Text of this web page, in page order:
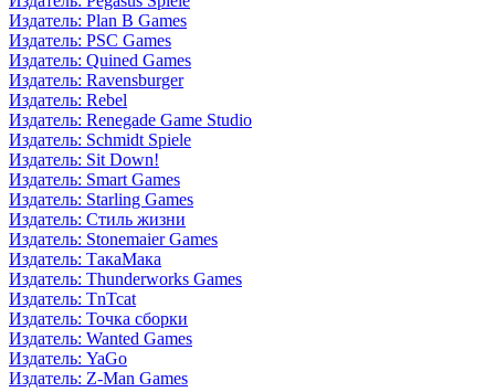
Издатель: Plan B Games
Издатель: PSC Games
Издатель: Quined Games
Издатель: Ravensburger
Издатель: Rebel
Издатель: Renegade Game Studio
Издатель: Schmidt Spiele
Издатель: Sit Down!
Издатель: Smart Games
Издатель: Starling Games
Издатель: Стиль жизни
Издатель: Stonemaier Games
Издатель: ТакаМака
Издатель: Thunderworks Games
Издатель: TnTcat
Издатель: Точка сборки
Издатель: Wanted Games
Издатель: YaGo
Издатель: Z-Man Games